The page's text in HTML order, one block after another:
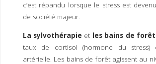
c’est répandu lorsque le stress est
de société majeur.
La sylvothérapie et les bains de forêt
taux de cortisol (hormone du stress)
artérielle. Les bains de forêt agissent au